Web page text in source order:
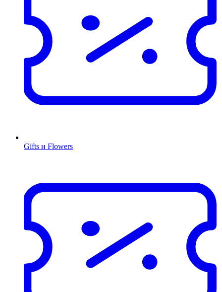
Gifts и Flowers